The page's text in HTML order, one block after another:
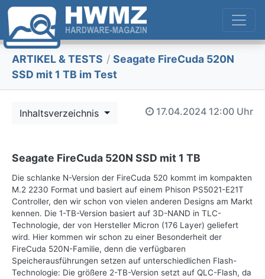
ARTIKEL & TESTS / Seagate FireCuda 520N
SSD mit 1 TB im Test
Inhaltsverzeichnis 17.04.2024 12:00 Uhr
Seagate FireCuda 520N SSD mit 1 TB
Die schlanke N-Version der FireCuda 520 kommt im kompakten
M.2 2230 Format und basiert auf einem Phison PS5021-E21T
Controller, den wir schon von vielen anderen Designs am Markt
kennen. Die 1-TB-Version basiert auf 3D-NAND in TLC-
Technologie, der von Hersteller Micron (176 Layer) geliefert
wird. Hier kommen wir schon zu einer Besonderheit der
FireCuda 520N-Familie, denn die verfügbaren
Speicherausführungen setzen auf unterschiedlichen Flash-
Technologie: Die größere 2-TB-Version setzt auf QLC-Flash, da